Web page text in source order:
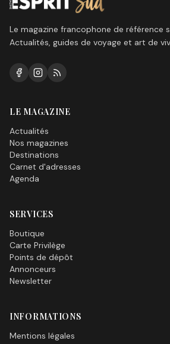
Le magazine francophone de référence
Actualités, guides de voyage et art de
LE MAGAZINE
Actualités
Nos magazines
Destinations
Carnet d'adresses
Agenda
SERVICES
Boutique
Carte Privilège
Points de dépôt
Annonceurs
Newsletter
INFORMATIONS
Mentions légales